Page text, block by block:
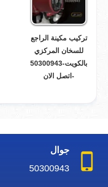
تركيب مكينة الراجع
للسخان المركزي
بالكويت-50300943
-اتصل الان
جوال
50300943